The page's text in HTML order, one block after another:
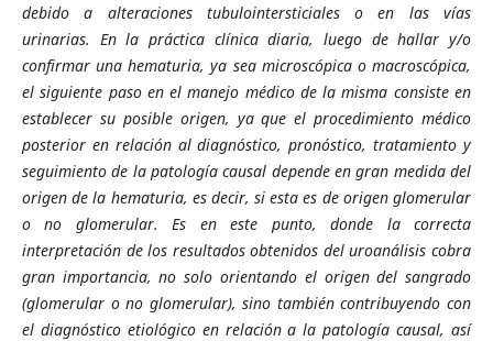
debido a alteraciones tubulointersticiales o en las vías
urinarias. En la práctica clínica diaria, luego de hallar y/o
confirmar una hematuria, ya sea microscópica o macroscópica,
el siguiente paso en el manejo médico de la misma consiste en
establecer su posible origen, ya que el procedimiento médico
posterior en relación al diagnóstico, pronóstico, tratamiento y
seguimiento de la patología causal depende en gran medida del
origen de la hematuria, es decir, si esta es de origen glomerular
o no glomerular. Es en este punto, donde la correcta
interpretación de los resultados obtenidos del uroanálisis cobra
gran importancia, no solo orientando el origen del sangrado
(glomerular o no glomerular), sino también contribuyendo con
el diagnóstico etiológico en relación a la patología causal, así